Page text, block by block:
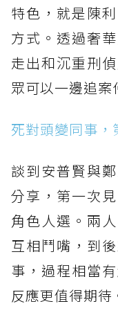
特色，就是陳
方式。透過奢
走出和沉重刑
眾可以一邊追案
死對頭變同事
談到安普賢與
分享，第一次
角色人選。兩
互相鬥嘴，到
事，過程相當
反應更值得期待